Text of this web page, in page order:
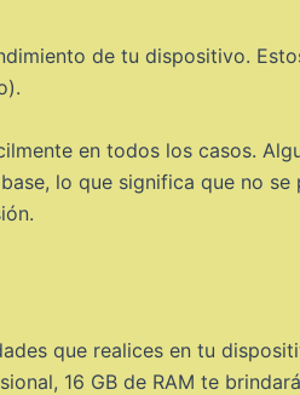
de tu dispositivo.
en todos los casos.
lo que significa que no se
que realices en tu
16 GB de RAM te